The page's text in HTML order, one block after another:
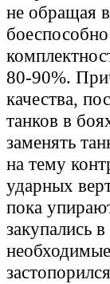
не обращая
80-90%.
качества,
танков в
заменять
на тему
ударных
пока
закупались